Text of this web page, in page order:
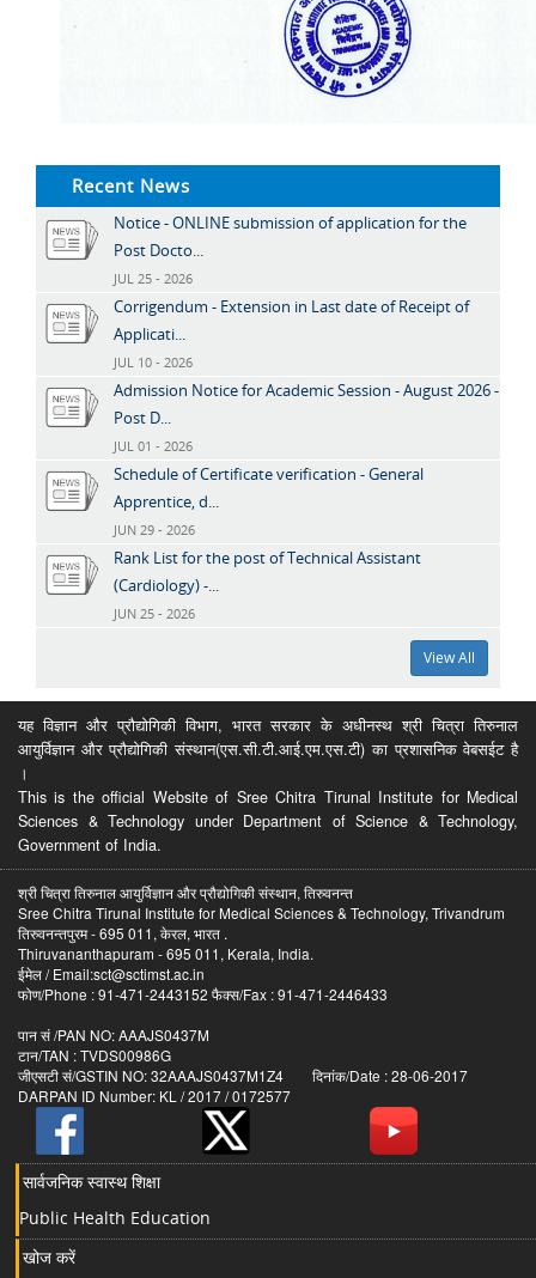
Recent News
Notice - ONLINE submission of application for the
Post Docto...
JUL 25 - 2026
Corrigendum - Extension in Last date of Receipt of
Applicati...
JUL 10 - 2026
Admission Notice for Academic Session - August 2026 -
Post D...
JUL 01 - 2026
Schedule of Certificate verification - General
Apprentice, d...
JUN 29 - 2026
Rank List for the post of Technical Assistant
(Cardiology) -...
JUN 25 - 2026
View All
यह विज्ञान और प्रौद्योगिकी विभाग, भारत सरकार के अधीनस्थ श्री चित्रा तिरुनाल
आयुर्विज्ञान और प्रौद्योगिकी संस्थान(एस.सी.टी.आई.एम.एस.टी) का प्रशासनिक वेबसईट है
।
This is the official Website of Sree Chitra Tirunal Institute for Medical
Sciences & Technology under Department of Science & Technology,
Government of India.
श्री चित्रा तिरुनाल आयुर्विज्ञान और प्रौद्योगिकी संस्थान, तिरुवनन्त
Sree Chitra Tirunal Institute for Medical Sciences & Technology, Trivandrum
तिरुवनन्तपुरम - 695 011, केरल, भारत .
Thiruvananthapuram - 695 011, Kerala, India.
ईमेल / Email:sct@sctimst.ac.in
फोण/Phone : 91-471-2443152 फैक्स/Fax : 91-471-2446433
पान सं /PAN NO: AAAJS0437M
टान/TAN : TVDS00986G
जीएसटी सं/GSTIN NO: 32AAAJS0437M1Z4 दिनांक/Date : 28-06-2017
DARPAN ID Number: KL / 2017 / 0172577
सार्वजनिक स्वास्थ शिक्षा
Public Health Education
खोज करें